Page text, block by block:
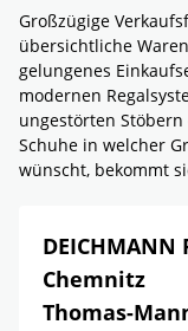
Großzügige
übersichtliche
gelungenes
modernen
ungestörten
Schuhe in welcher
wünscht, bekommt
DEICHMANN
Chemnitz
Thomas-